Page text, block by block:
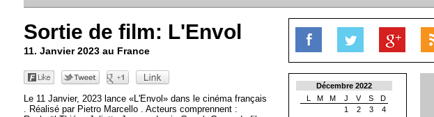
Sortie de film: L'Envol
11. Janvier 2023 au France
Le 11 Janvier, 2023 lance «L'Envol» dans le cinéma français
. Réalisé par Pietro Marcello . Acteurs comprennent :
Décembre 2022
L
M M J V S
D
1
2 3
4